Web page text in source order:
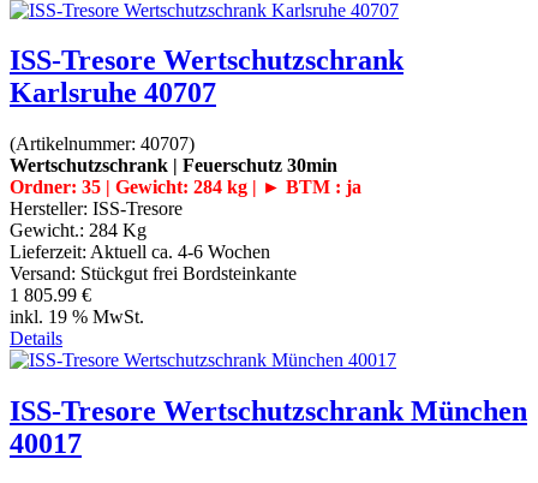
ISS-Tresore Wertschutzschrank
Karlsruhe 40707
(Artikelnummer: 40707)
Wertschutzschrank | Feuerschutz 30min
Ordner: 35 | Gewicht: 284 kg | ► BTM : ja
Hersteller: ISS-Tresore
Gewicht.: 284 Kg
Lieferzeit: Aktuell ca. 4-6 Wochen
Versand: Stückgut frei Bordsteinkante
1 805.99 €
inkl. 19 % MwSt.
Details
ISS-Tresore Wertschutzschrank München
40017